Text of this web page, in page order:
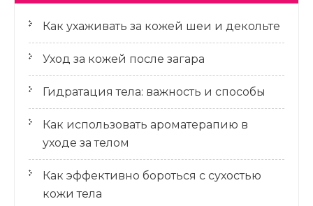
Как ухаживать за кожей шеи и декольте
Уход за кожей после загара
Гидратация тела: важность и способы
Как использовать ароматерапию в
уходе за телом
Как эффективно бороться с сухостью
кожи тела